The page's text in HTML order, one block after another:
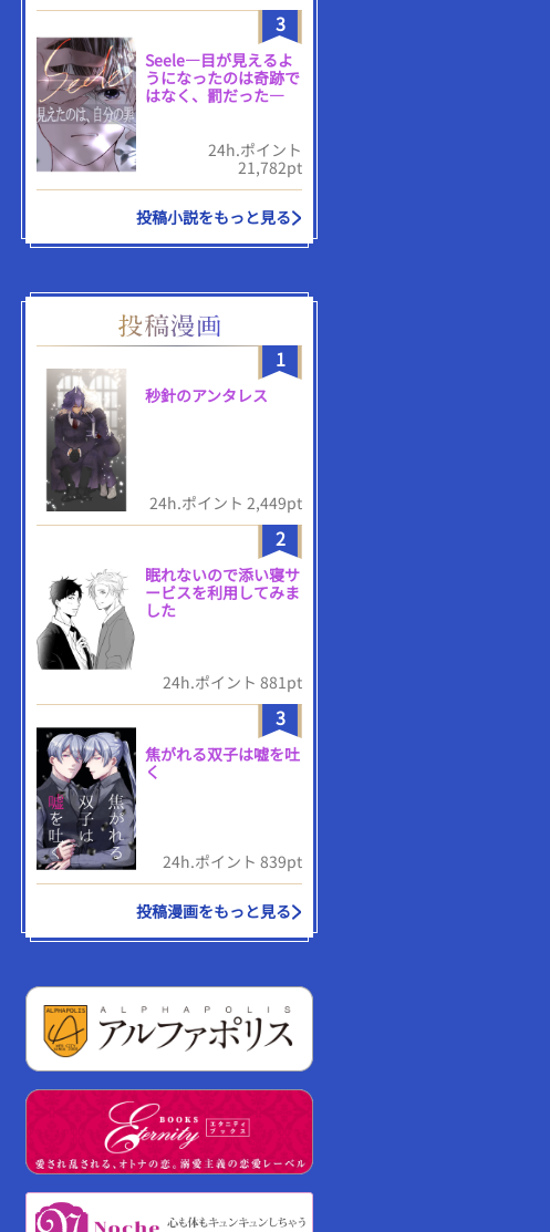
3
Seele―目が見えるよ
うになったのは奇跡で
はなく、罰だった―
24h.ポイント
21,782pt
投稿小説をもっと見る
1
秒針のアンタレス
24h.ポイント 2,449pt
2
眠れないので添い寝サ
ービスを利用してみま
した
24h.ポイント 881pt
3
焦がれる双子は嘘を吐
く
24h.ポイント 839pt
投稿漫画をもっと見る